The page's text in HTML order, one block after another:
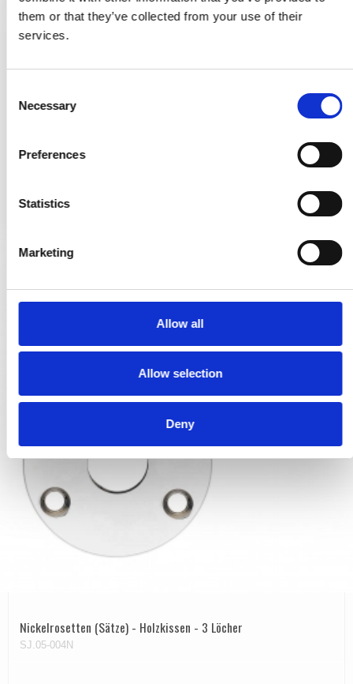
them or that they’ve collected from your use of their
services.
Necessary
Preferences
Statistics
Marketing
Allow all
Allow selection
Deny
Messingrosetten (Paar) - Holzschrauben - 3 Löcher
Nickelrosetten (Sätze) - Holzkissen - 3 Löcher
SJ.05-004N